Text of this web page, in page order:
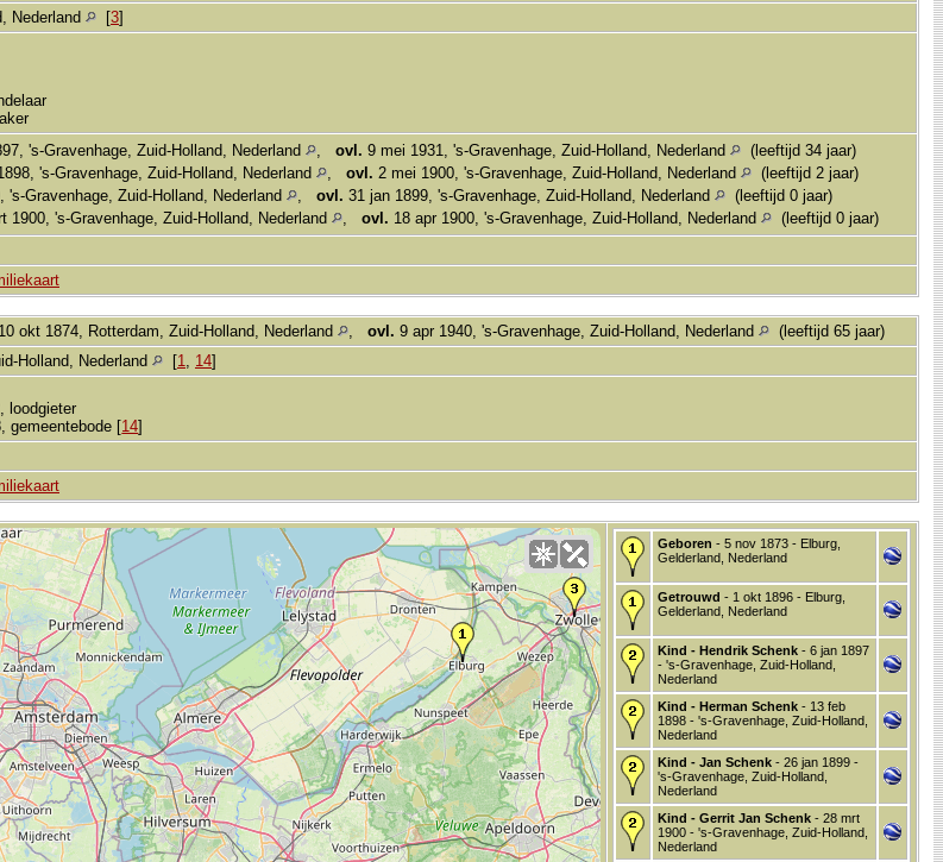
Nederland [3]
's-Gravenhage, Zuid-Holland, Nederland ovl. 9 mei 1931, 's-Gravenhage, Zuid-Holland, Nederland
(leeftijd 34 jaar)
's-Gravenhage, Zuid-Holland, Nederland ovl. 2 mei 1900, 's-Gravenhage, Zuid-Holland, Nederland
(leeftijd 2 jaar)
's-Gravenhage, Zuid-Holland, Nederland ovl. 31 jan 1899, 's-Gravenhage, Zuid-Holland, Nederland
(leeftijd 0 jaar)
1900, 's-Gravenhage, Zuid-Holland, Nederland ovl. 18 apr 1900, 's-Gravenhage, Zuid-Holland, Nederland
(leeftijd 0 jaar)
10 okt 1874, Rotterdam, Zuid-Holland, Nederland ovl. 9 apr 1940, 's-Gravenhage, Zuid-Holland, Nederland
(leeftijd 65 jaar)
Holland, Nederland [1 14]
loodgieter
gemeentebode [14]
Geboren - 5 nov 1873 - Elburg,
Gelderland, Nederland
Getrouwd - 1 okt 1896 - Elburg,
Gelderland, Nederland
Kind - Hendrik Schenk - 6 jan 1897
- 's-Gravenhage, Zuid-Holland,
Nederland
Kind - Herman Schenk - 13 feb
1898 - 's-Gravenhage, Zuid-Holland,
Nederland
Kind - Jan Schenk - 26 jan 1899 -
's-Gravenhage, Zuid-Holland,
Nederland
Kind - Gerrit Jan Schenk - 28 mrt
1900 - 's-Gravenhage, Zuid-Holland,
Nederland